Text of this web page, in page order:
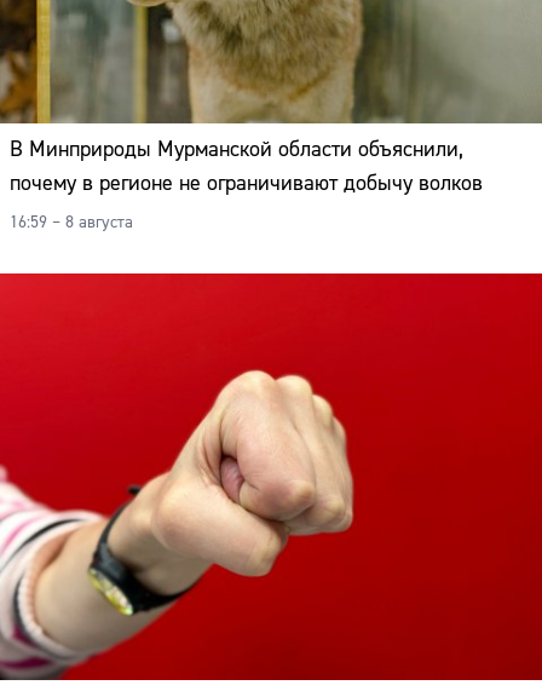
В Минприроды Мурманской области объяснили,
почему в регионе не ограничивают добычу волков
16:59 – 8 августа